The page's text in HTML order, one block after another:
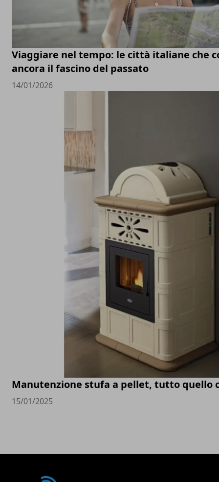
Viaggiare nel tempo: le città italiane che
ancora il fascino del passato
14/01/2026
Manutenzione stufa a pellet, tutto quello
15/01/2025